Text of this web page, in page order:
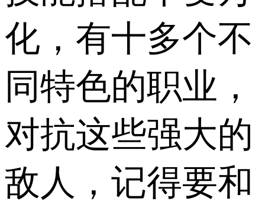
化，有十多个不
同特色的职业，
对抗这些强大的
敌人，记得要和